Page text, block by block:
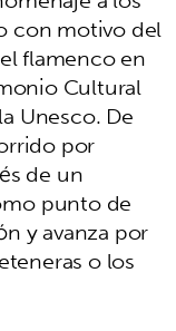
con motivo del
flamenco en
Cultural
Unesco. De
por
de un
punto de
y avanza por
o los